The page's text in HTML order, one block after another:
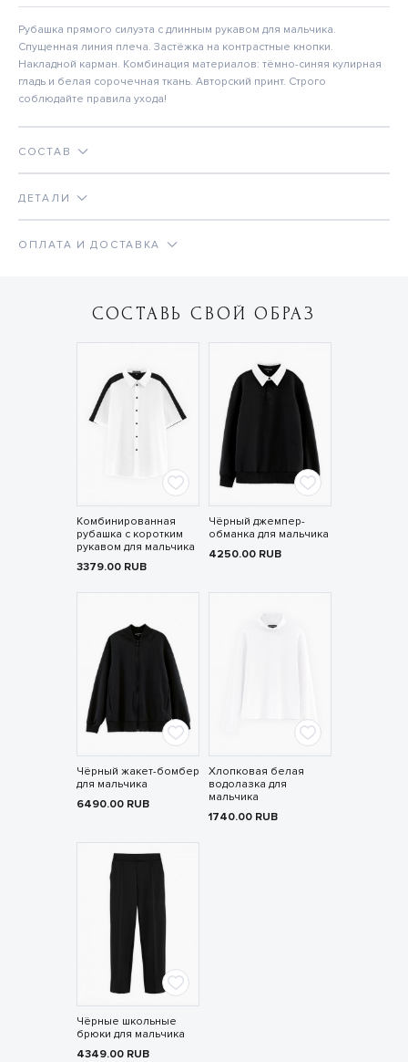
Рубашка прямого силуэта с длинным рукавом для мальчика.
Спущенная линия плеча. Застёжка на контрастные кнопки.
Накладной карман. Комбинация материалов: тёмно-синяя кулирная
гладь и белая сорочечная ткань. Авторский принт. Строго
соблюдайте правила ухода!
СОСТАВ
ДЕТАЛИ
ОПЛАТА И ДОСТАВКА
СОСТАВЬ СВОЙ ОБРАЗ
Комбинированная
рубашка с коротким
рукавом для мальчика
3379.00 RUB
Чёрный джемпер-
обманка для мальчика
4250.00 RUB
Чёрный жакет-бомбер
для мальчика
6490.00 RUB
Хлопковая белая
водолазка для
мальчика
1740.00 RUB
Чёрные школьные
брюки для мальчика
4349.00 RUB